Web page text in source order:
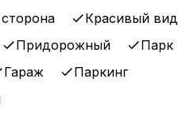
Красивый вид
Придорожный
Парк
Гараж
Паркинг